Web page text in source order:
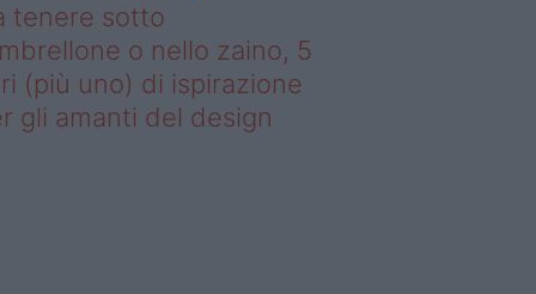
tenere sotto
o nello zaino, 5
(più uno) di ispirazione
gli amanti del design